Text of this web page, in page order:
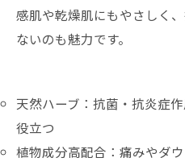
感肌や乾燥肌にもやさしく
ないのも魅力です。
天然ハーブ：抗菌・抗炎症
役立つ
植物成分高配合：痛みやダ